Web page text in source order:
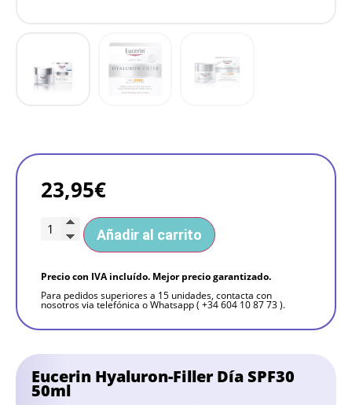
Eucerin Hyaluron-Filler Día SPF30
50ml
23,95€
Añadir al carrito
Precio con IVA incluído. Mejor precio garantizado.
Para pedidos superiores a 15 unidades, contacta con
nosotros via telefónica o Whatsapp ( +34 604 10 87 73 ).